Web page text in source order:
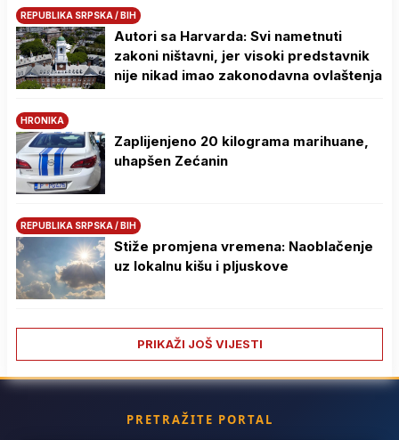
REPUBLIKA SRPSKA / BIH
Autori sa Harvarda: Svi nametnuti
zakoni ništavni, jer visoki predstavnik
nije nikad imao zakonodavna ovlaštenja
HRONIKA
Zaplijenjeno 20 kilograma marihuane,
uhapšen Zećanin
REPUBLIKA SRPSKA / BIH
Stiže promjena vremena: Naoblačenje
uz lokalnu kišu i pljuskove
PRIKAŽI JOŠ VIJESTI
PRETRAŽITE PORTAL